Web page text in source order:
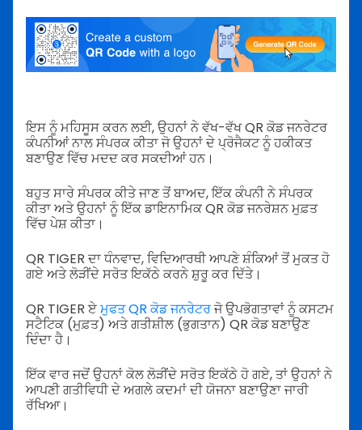
ਇਸ ਨੂੰ ਮਹਿਸੂਸ ਕਰਨ ਲਈ, ਉਹਨਾਂ ਨੇ ਵੱਖ-ਵੱਖ QR ਕੋਡ ਜਨਰੇਟਰ
ਕੰਪਨੀਆਂ ਨਾਲ ਸੰਪਰਕ ਕੀਤਾ ਜੋ ਉਹਨਾਂ ਦੇ ਪ੍ਰੋਜੈਕਟ ਨੂੰ ਹਕੀਕਤ
ਬਣਾਉਣ ਵਿੱਚ ਮਦਦ ਕਰ ਸਕਦੀਆਂ ਹਨ।
ਬਹੁਤ ਸਾਰੇ ਸੰਪਰਕ ਕੀਤੇ ਜਾਣ ਤੋਂ ਬਾਅਦ, ਇੱਕ ਕੰਪਨੀ ਨੇ ਸੰਪਰਕ
ਕੀਤਾ ਅਤੇ ਉਹਨਾਂ ਨੂੰ ਇੱਕ ਡਾਇਨਾਮਿਕ QR ਕੋਡ ਜਨਰੇਸ਼ਨ ਮੁਫ਼ਤ
ਵਿੱਚ ਪੇਸ਼ ਕੀਤਾ।
QR TIGER ਦਾ ਧੰਨਵਾਦ, ਵਿਦਿਆਰਥੀ ਆਪਣੇ ਸ਼ੰਕਿਆਂ ਤੋਂ ਮੁਕਤ ਹੋ
ਗਏ ਅਤੇ ਲੋੜੀਂਦੇ ਸਰੋਤ ਇਕੱਠੇ ਕਰਨੇ ਸ਼ੁਰੂ ਕਰ ਦਿੱਤੇ।
QR TIGER ਏਮੁਫਤ QR ਕੋਡ ਜਨਰੇਟਰਜੋ ਉਪਭੋਗਤਾਵਾਂ ਨੂੰ ਕਸਟਮ
ਸਟੈਟਿਕ (ਮੁਫ਼ਤ) ਅਤੇ ਗਤੀਸ਼ੀਲ (ਭੁਗਤਾਨ) QR ਕੋਡ ਬਣਾਉਣ
ਦਿੰਦਾ ਹੈ।
ਇੱਕ ਵਾਰ ਜਦੋਂ ਉਹਨਾਂ ਕੋਲ ਲੋੜੀਂਦੇ ਸਰੋਤ ਇਕੱਠੇ ਹੋ ਗਏ, ਤਾਂ ਉਹਨਾਂ ਨੇ
ਆਪਣੀ ਗਤੀਵਿਧੀ ਦੇ ਅਗਲੇ ਕਦਮਾਂ ਦੀ ਯੋਜਨਾ ਬਣਾਉਣਾ ਜਾਰੀ
ਰੱਖਿਆ।